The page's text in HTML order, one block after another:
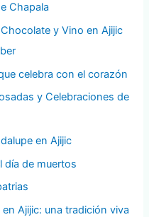
Chapala
y Vino en Ajijic
celebra con el corazón
y Celebraciones de
en Ajijic
día de muertos
Ajijic: una tradición viva